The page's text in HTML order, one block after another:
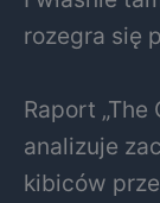
rozegra się
Raport „The
analizuje
kibiców